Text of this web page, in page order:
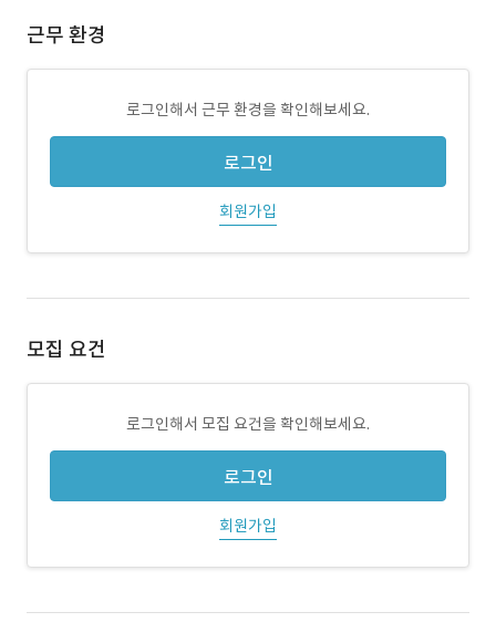
근무 환경
로그인해서 근무 환경을 확인해보세요.
로그인
회원가입
모집 요건
로그인해서 모집 요건을 확인해보세요.
로그인
회원가입